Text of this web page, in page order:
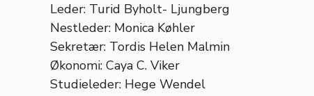
Leder: Turid Byholt- Ljungberg
Nestleder: Monica Køhler
Sekretær: Tordis Helen Malmin
Økonomi: Caya C. Viker
Studieleder: Hege Wendel